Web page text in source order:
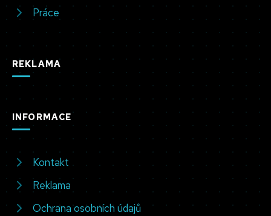
Práce
REKLAMA
INFORMACE
Kontakt
Reklama
Ochrana osobních údajů